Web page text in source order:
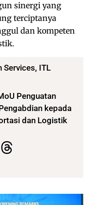
sinergi yang
terciptanya
dan kompeten
Services, ITL
Penguatan
kepada
dan Logistik